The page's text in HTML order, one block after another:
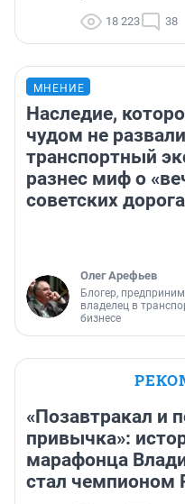
18 223 38
МНЕНИЕ
Наследие,
чудом не
транспортный
разнес миф о
советских
Олег Арефьев
Блогер,
владелец в
бизнесе
«Позавтракал и
привычка»:
марафонца
стал чемпионом